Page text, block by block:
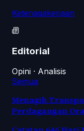
Ketenagakerjaan
Editorial
Opini · Analisis
Semua
Menagih
Perdagangan